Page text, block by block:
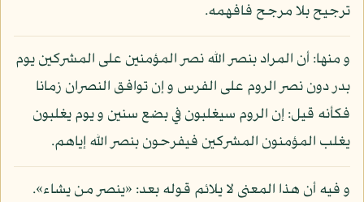
ترجيح بلا مرجح فافهمه.
و منها: أن المراد بنصر الله نصر المؤمنين على المشركين يوم
بدر دون نصر الروم على الفرس و إن توافق النصران زمانا
فكأنه قيل: إن الروم سيغلبون في بضع سنين و يوم يغلبون
يغلب المؤمنون المشركين فيفرحون بنصر الله إياهم.
و فيه أن هذا المعنى لا يلائم قوله بعد: «ينصر من يشاء».